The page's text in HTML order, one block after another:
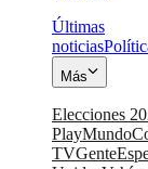
Últimas
noticias
Más
Elecciones
PlayMundo
TVGente